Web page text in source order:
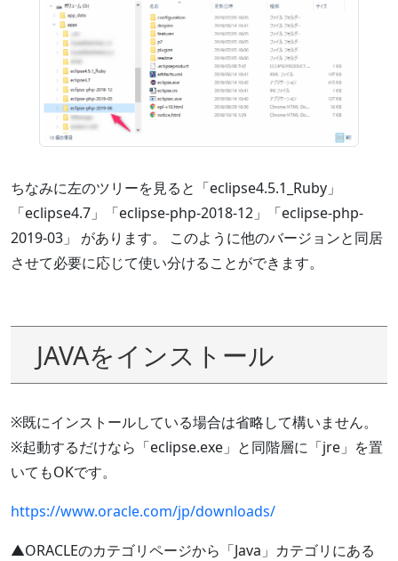
ちなみに左のツリーを見ると「eclipse4.5.1_Ruby」
「eclipse4.7」「eclipse-php-2018-12」「eclipse-php-
2019-03」 があります。 このように他のバージョンと同居
させて必要に応じて使い分けることができます。
JAVAをインストール
※既にインストールしている場合は省略して構いません。
※起動するだけなら「eclipse.exe」と同階層に「jre」を置
いてもOKです。
https://www.oracle.com/jp/downloads/
▲ORACLEのカテゴリページから「Java」カテゴリにある